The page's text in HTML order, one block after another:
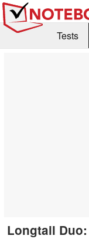
Tests
Longtail